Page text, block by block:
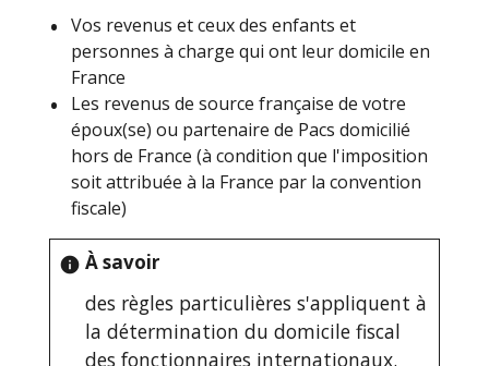
Vos revenus et ceux des enfants et
personnes à charge qui ont leur domicile en
France
Les revenus de source française de votre
époux(se) ou partenaire de Pacs domicilié
hors de France (à condition que l'imposition
soit attribuée à la France par la convention
fiscale)
info À savoir
des règles particulières s'appliquent à
la détermination du domicile fiscal
des fonctionnaires internationaux.